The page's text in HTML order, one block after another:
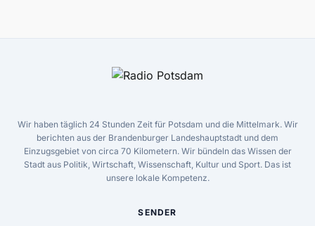
Wir haben täglich 24 Stunden Zeit für Potsdam und die Mittelmark. Wir
berichten aus der Brandenburger Landeshauptstadt und dem
Einzugsgebiet von circa 70 Kilometern. Wir bündeln das Wissen der
Stadt aus Politik, Wirtschaft, Wissenschaft, Kultur und Sport. Das ist
unsere lokale Kompetenz.
SENDER